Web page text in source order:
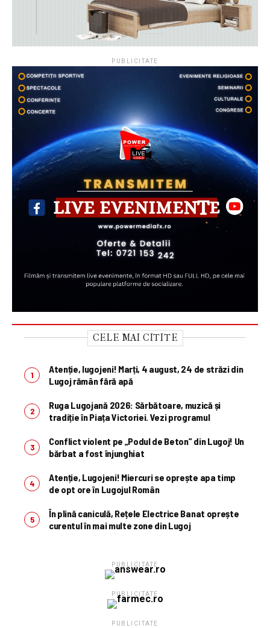
PUBLICITATE
CELE MAI CITITE
Atenție, lugojeni! Marți, 4 august, 24 de străzi din
Lugoj rămân fără apă
Ruga Lugojană 2026: Sărbătoare, muzică și
tradiție în Piața Victoriei. Vezi programul
Conflict violent pe „Podul de Beton” din Lugoj! Un
bărbat a fost înjunghiat
Atenție, Lugojeni! Miercuri se oprește apa timp
de opt ore în Lugojul Român
În plină caniculă, Rețele Electrice Banat oprește
curentul în mai multe zone din Lugoj
PUBLICITATE
PUBLICITATE
PUBLICITATE